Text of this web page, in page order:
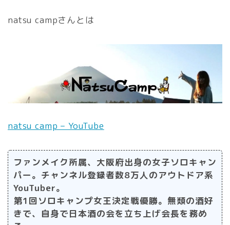
natsu campさんとは
natsu camp – YouTube
ファンメイク所属、大阪府出身の女子ソロキャン
パー。チャンネル登録者数8万人のアウトドア系
YouTuber。
第1回ソロキャンプ女王決定戦優勝。無類の酒好
きで、自身で日本酒の会を立ち上げ会長を務め